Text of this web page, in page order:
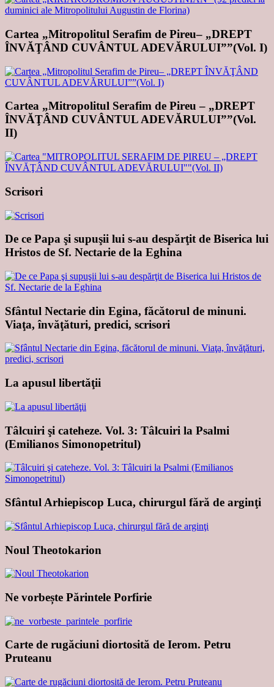
Cartea „Mitropolitul Serafim de Pireu– „DREPT
ÎNVĂŢÂND CUVÂNTUL ADEVĂRULUI””(Vol. I)
Cartea „Mitropolitul Serafim de Pireu – „DREPT
ÎNVĂŢÂND CUVÂNTUL ADEVĂRULUI””(Vol.
II)
Scrisori
De ce Papa şi supuşii lui s-au despărţit de Biserica lui
Hristos de Sf. Nectarie de la Eghina
Sfântul Nectarie din Egina, făcătorul de minuni.
Viaţa, învăţături, predici, scrisori
La apusul libertăţii
Tâlcuiri şi cateheze. Vol. 3: Tâlcuiri la Psalmi
(Emilianos Simonopetritul)
Sfântul Arhiepiscop Luca, chirurgul fără de arginţi
Noul Theotokarion
Ne vorbește Părintele Porfirie
Carte de rugăciuni diortosită de Ierom. Petru
Pruteanu